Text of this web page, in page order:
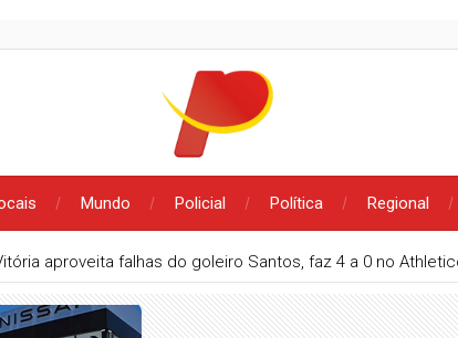
Mundo Policial Política Regional
aproveita falhas do goleiro Santos, faz 4 a 0 no